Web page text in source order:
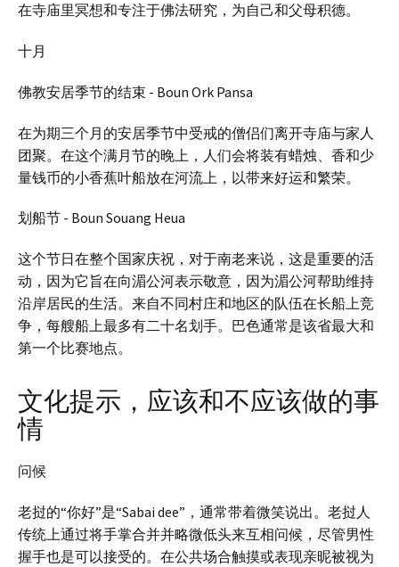
在寺庙里冥想和专注于佛法研究，为自己和父母积德。
十月
佛教安居季节的结束 - Boun Ork Pansa
在为期三个月的安居季节中受戒的僧侣们离开寺庙与家人
团聚。在这个满月节的晚上，人们会将装有蜡烛、香和少
量钱币的小香蕉叶船放在河流上，以带来好运和繁荣。
划船节 - Boun Souang Heua
这个节日在整个国家庆祝，对于南老来说，这是重要的活
动，因为它旨在向湄公河表示敬意，因为湄公河帮助维持
沿岸居民的生活。来自不同村庄和地区的队伍在长船上竞
争，每艘船上最多有二十名划手。巴色通常是该省最大和
第一个比赛地点。
文化提示，应该和不应该做的事
情
问候
老挝的“你好”是“Sabai dee”，通常带着微笑说出。老挝人
传统上通过将手掌合并并略微低头来互相问候，尽管男性
握手也是可以接受的。在公共场合触摸或表现亲昵被视为